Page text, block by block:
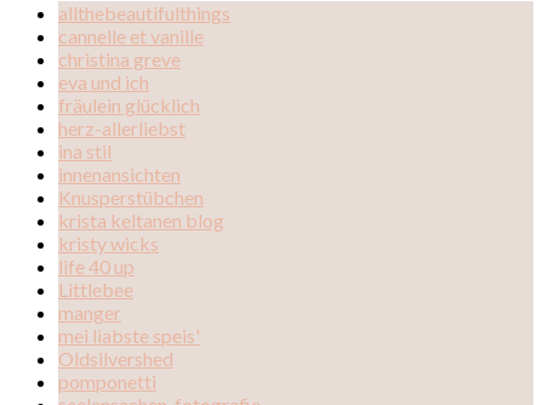
allthebeautifulthings
cannelle et vanille
christina greve
eva und ich
fräulein glücklich
herz-allerliebst
ina stil
innenansichten
Knusperstübchen
krista keltanen blog
kristy wicks
life 40 up
Littlebee
manger
mei liabste speis'
Oldsilvershed
pomponetti